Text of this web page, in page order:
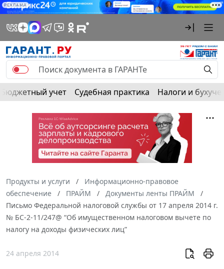
РЕКЛАМА
Бюджетный учет Судебная практика Налоги и
Продукты и услуги
Информационно-правовое
обеспечение
ПРАЙМ
Документы ленты ПРАЙМ
Письмо Федеральной налоговой службы от 17 апреля 2014 г.
№ БС-2-11/247@ “Об имущественном налоговом вычете по
налогу на доходы физических лиц”
24 апреля 2014